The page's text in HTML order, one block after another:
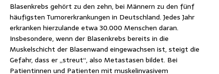
Blasenkrebs gehört zu den zehn, bei Männern zu den fünf
häufigsten Tumorerkrankungen in Deutschland. Jedes Jahr
erkranken hierzulande etwa 30.000 Menschen daran.
Insbesondere, wenn der Blasenkrebs bereits in die
Muskelschicht der Blasenwand eingewachsen ist, steigt die
Gefahr, dass er „streut“, also Metastasen bildet. Bei
Patientinnen und Patienten mit muskelinvasivem